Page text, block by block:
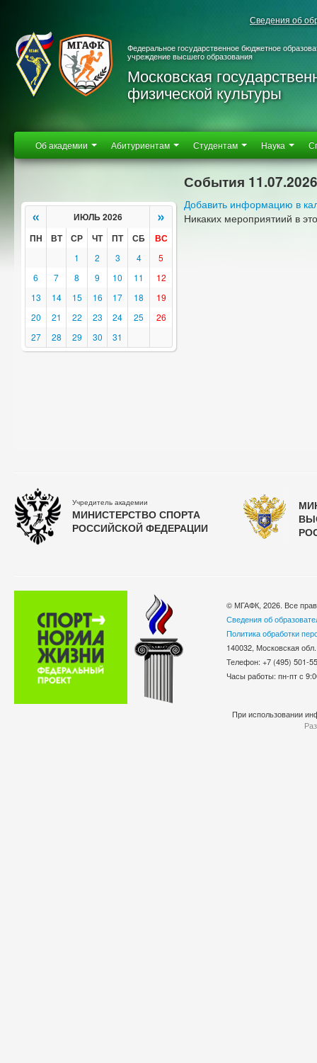
Сведения об
Федеральное государственное бюджетное
учреждение высшего образования
Московская
физической культуры
Об академии Абитуриентам Студентам Наука
« ИЮЛЬ 2026 »
ПН ВТ СР ЧТ ПТ СБ ВС
1 2 3 4
5
6
7 8 9 10 11
12
13
14 15 16 17 18
19
20
21 22 23 24 25
26
27
28 29 30 31
События 11.07.2026
Добавить информацию в
Никаких мероприятиий в
Учредитель академии
МИНИСТЕРСТВО СПОРТА
РОССИЙСКОЙ ФЕДЕРАЦИИ
© МГАФК, 2026. Все
Сведения об
Политика обработки
140032, Московская
Телефон: +7 (495)
Часы работы: пн-пт с
При использовании